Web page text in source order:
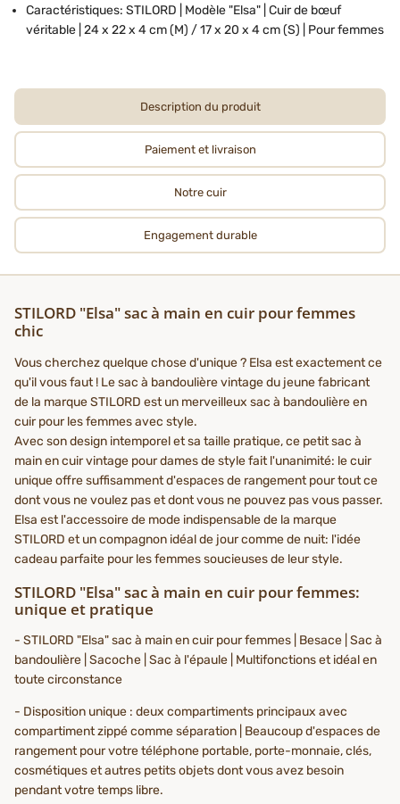
Caractéristiques: STILORD | Modèle "Elsa" | Cuir de bœuf
véritable | 24 x 22 x 4 cm (M) / 17 x 20 x 4 cm (S) | Pour femmes
Description du produit
Paiement et livraison
Notre cuir
Engagement durable
STILORD "Elsa" sac à main en cuir pour femmes
chic
Vous cherchez quelque chose d'unique ? Elsa est exactement ce
qu'il vous faut ! Le sac à bandoulière vintage du jeune fabricant
de la marque STILORD est un merveilleux sac à bandoulière en
cuir pour les femmes avec style.
Avec son design intemporel et sa taille pratique, ce petit sac à
main en cuir vintage pour dames de style fait l'unanimité: le cuir
unique offre suffisamment d'espaces de rangement pour tout ce
dont vous ne voulez pas et dont vous ne pouvez pas vous passer.
Elsa est l'accessoire de mode indispensable de la marque
STILORD et un compagnon idéal de jour comme de nuit: l'idée
cadeau parfaite pour les femmes soucieuses de leur style.
STILORD "Elsa" sac à main en cuir pour femmes:
unique et pratique
- STILORD "Elsa" sac à main en cuir pour femmes | Besace | Sac à
bandoulière | Sacoche | Sac à l'épaule | Multifonctions et idéal en
toute circonstance
- Disposition unique : deux compartiments principaux avec
compartiment zippé comme séparation | Beaucoup d'espaces de
rangement pour votre téléphone portable, porte-monnaie, clés,
cosmétiques et autres petits objets dont vous avez besoin
pendant votre temps libre.